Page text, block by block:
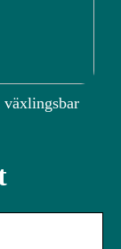
växlingsbar